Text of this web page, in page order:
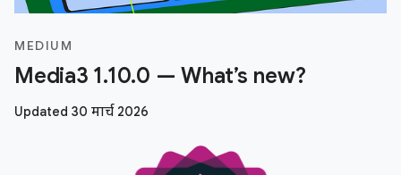
MEDIUM
Media3 1.10.0 — What’s new?
Updated 30 मार्च 2026